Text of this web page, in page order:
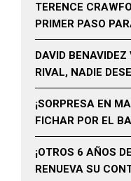
TERENCE
PRIMER PASO
DAVID BENAVIDEZ
RIVAL, NADIE
¡SORPRESA EN
FICHAR POR EL
¡OTROS 6 AÑOS
RENUEVA SU